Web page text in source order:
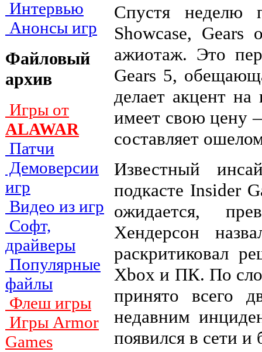
Интервью
Анонсы игр
Файловый
архив
Игры от
ALAWAR
Патчи
Демоверсии
игр
Видео из игр
Софт,
драйверы
Популярные
файлы
Флеш игры
Игры Armor
Games
Спустя неделю
Showcase,
ажиотаж. Это
Gears 5,
делает акцент
имеет свою цену
составляет
Известный
подкасте Insider
ожидается,
Хендерсон
раскритиковал
Xbox и ПК. По
принято всего
недавним
появился в сети и